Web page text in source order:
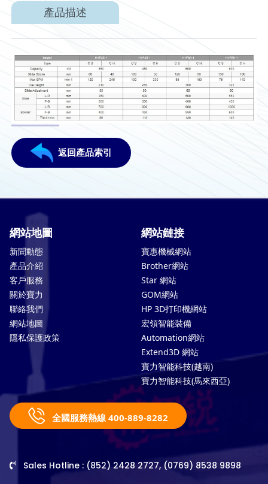
產品描述
返回產品索引
網站地圖
新聞動態
產品介紹
客戶服務
關於寶力
聯絡我們
網站地圖
隱私保護政策
網站鏈接
寶惠機械網站
Brother網站
Star 網站
GOM網站
HP 3D打印機網站
宏領智能裝備
Automation網站
Extend3D 網站
寶力智能科技(越南)
寶力智能科技(馬來西亞)
全國服務熱線 400-889-8282
Sales Hotline : (852) 2428 2727, (0769) 8538 9898